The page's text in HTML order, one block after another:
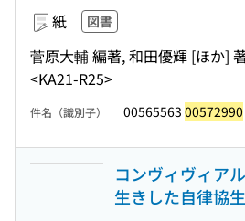
紙 図書
菅原大輔 編著, 和田優輝 [ほか]
<KA21-R25>
件名（識別子） 00565563 00572990
コンヴィヴィア
生きした自律協